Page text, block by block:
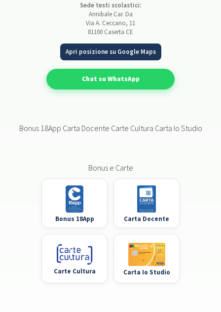
Sede testi scolastici:
Annibale Car. Da
Via A. Ceccano, 11
81100 Caserta CE
Apri posizione su Google Maps
Chat su WhatsApp
Bonus 18App Carta Docente Carte Cultura Carta Io Studio
Bonus e Carte
Bonus 18App Carta Docente
Carte Cultura Carta Io Studio